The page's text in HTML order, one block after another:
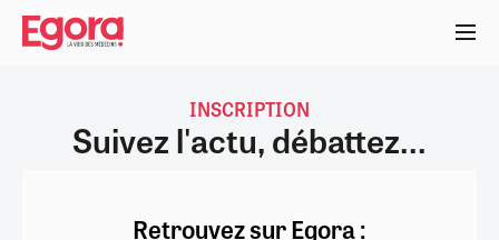
Aller
contenu
INSCRIPTION
Suivez l'actu, débattez...
Retrouvez sur Egora :